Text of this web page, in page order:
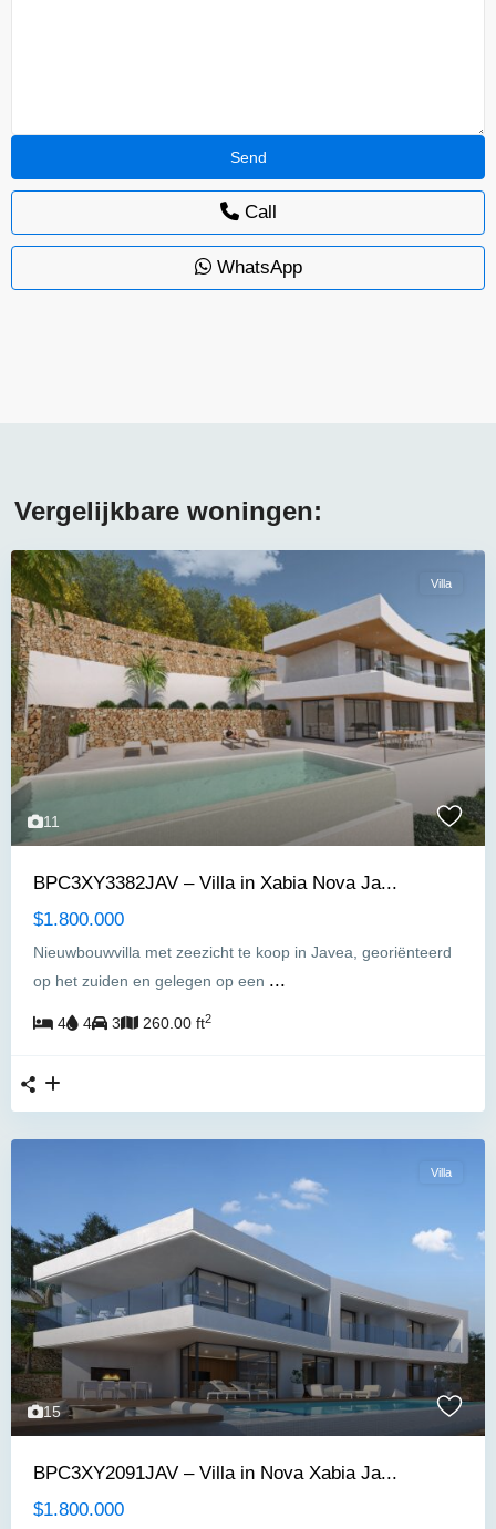
Call
WhatsApp
Vergelijkbare woningen:
11
Villa
BPC3XY3382JAV – Villa in Xabia Nova Ja...
$1.800.000
Nieuwbouwvilla met zeezicht te koop in Javea, georiënteerd
op het zuiden en gelegen op een ...
4 4 3 260.00 ft2
15
Villa
BPC3XY2091JAV – Villa in Nova Xabia Ja...
$1.800.000